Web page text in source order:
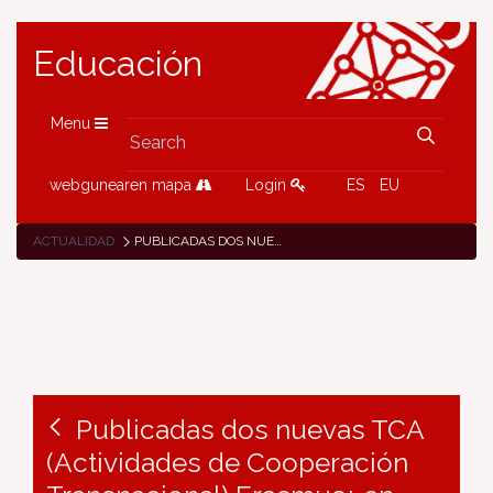
Educación
Menu
webgunearen mapa Login ES EU
ACTUALIDAD PUBLICADAS DOS NUEVAS TCA (ACTIVIDADES DE COOPERACIÓN TRANSNACIONAL) ERASMUS+ EN NORUEGA E IRLANDA PARA PROFESORADO DE EDUCACIÓN INFANTIL Y PRIMARIA
Publicadas dos nuevas TCA
(Actividades de Cooperación